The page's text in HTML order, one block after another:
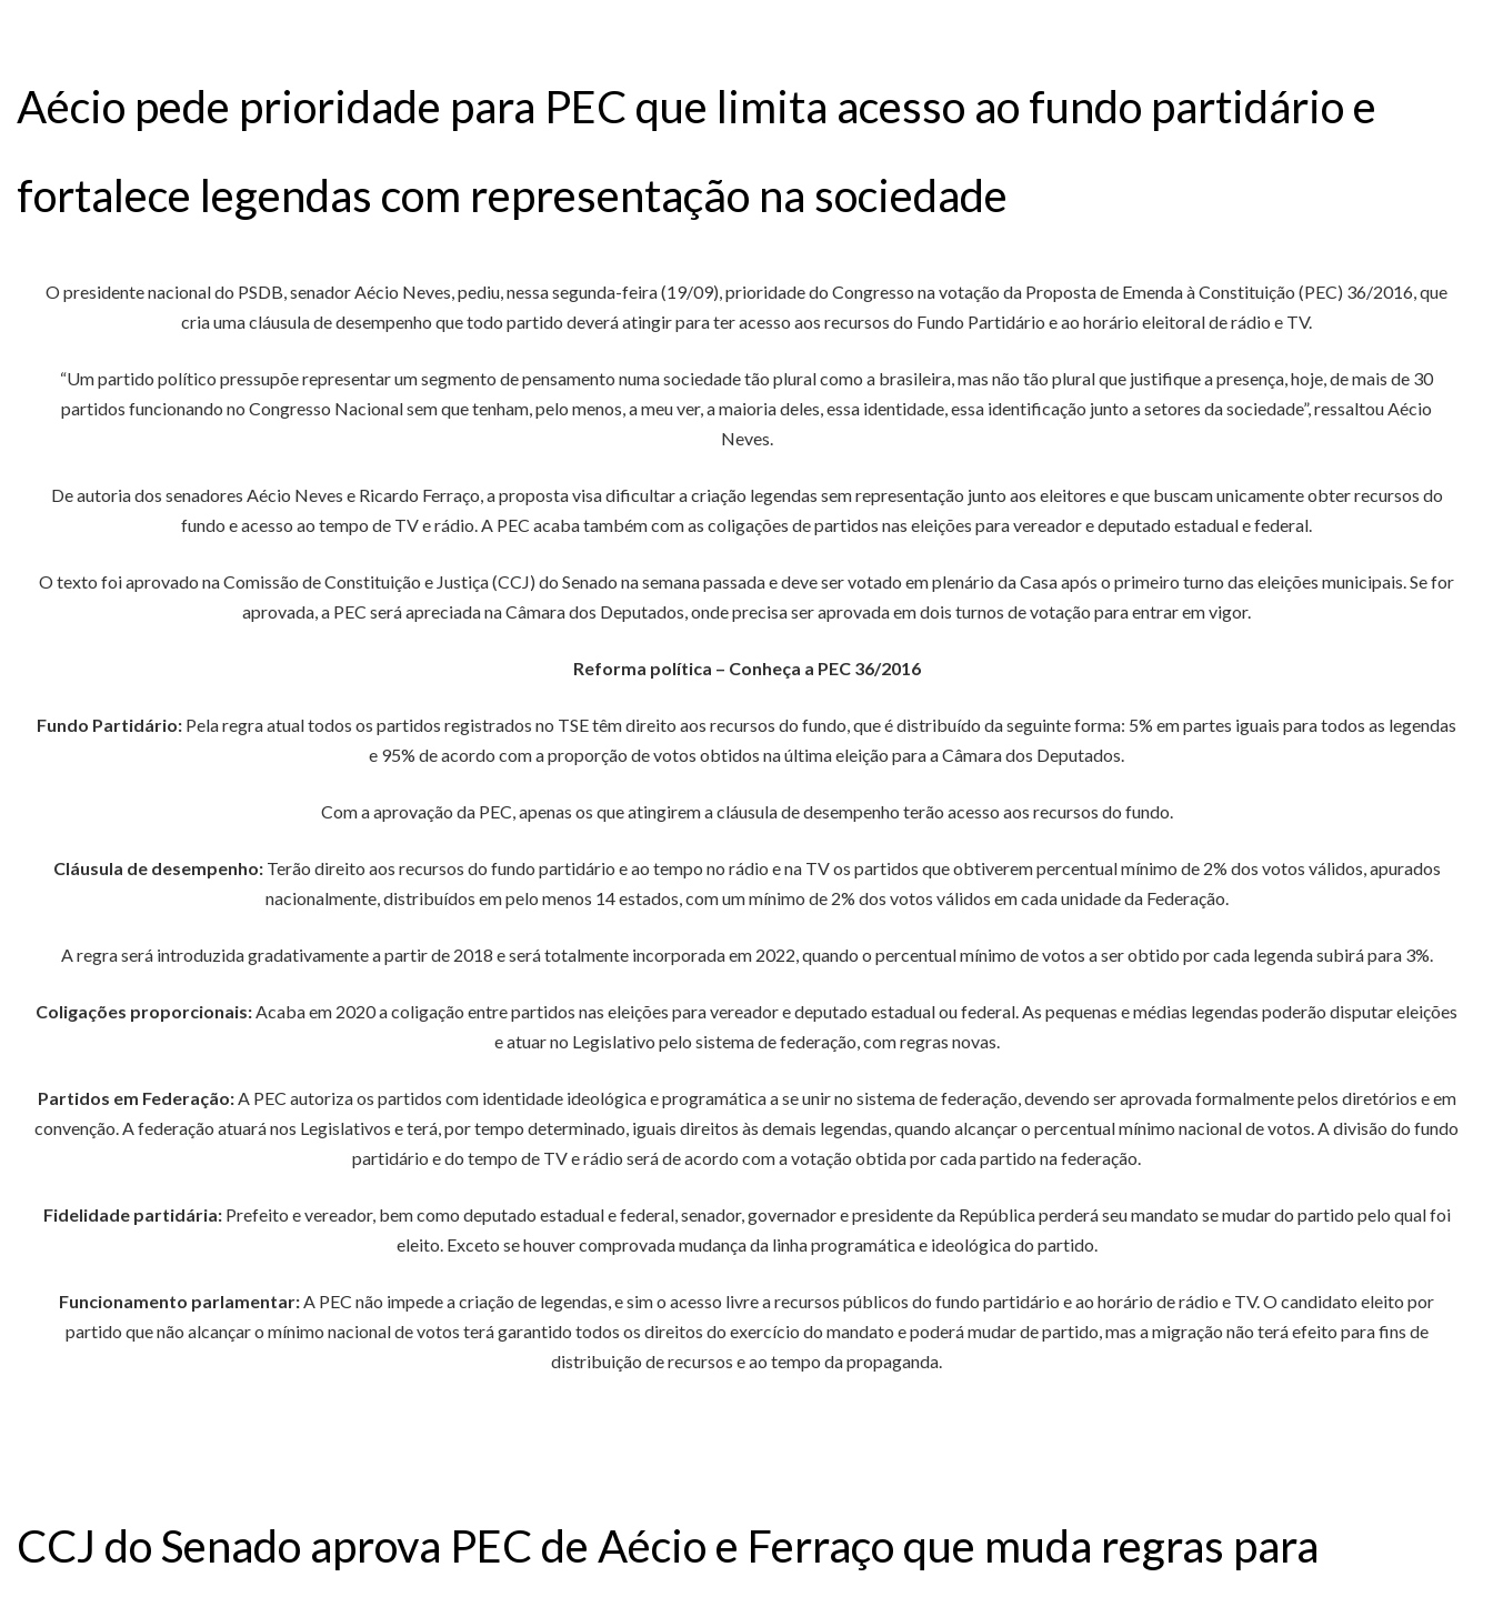
Aécio pede prioridade para PEC que limita acesso ao fundo partidário e
fortalece legendas com representação na sociedade
O presidente nacional do PSDB, senador Aécio Neves, pediu, nessa segunda-feira (19/09), prioridade do Congresso na votação da Proposta de Emenda à Constituição (PEC) 36/2016, que
cria uma cláusula de desempenho que todo partido deverá atingir para ter acesso aos recursos do Fundo Partidário e ao horário eleitoral de rádio e TV.
“Um partido político pressupõe representar um segmento de pensamento numa sociedade tão plural como a brasileira, mas não tão plural que justifique a presença, hoje, de mais de 30
partidos funcionando no Congresso Nacional sem que tenham, pelo menos, a meu ver, a maioria deles, essa identidade, essa identificação junto a setores da sociedade”, ressaltou Aécio
Neves.
De autoria dos senadores Aécio Neves e Ricardo Ferraço, a proposta visa dificultar a criação legendas sem representação junto aos eleitores e que buscam unicamente obter recursos do
fundo e acesso ao tempo de TV e rádio. A PEC acaba também com as coligações de partidos nas eleições para vereador e deputado estadual e federal.
O texto foi aprovado na Comissão de Constituição e Justiça (CCJ) do Senado na semana passada e deve ser votado em plenário da Casa após o primeiro turno das eleições municipais. Se for
aprovada, a PEC será apreciada na Câmara dos Deputados, onde precisa ser aprovada em dois turnos de votação para entrar em vigor.
Reforma política – Conheça a PEC 36/2016
Fundo Partidário: Pela regra atual todos os partidos registrados no TSE têm direito aos recursos do fundo, que é distribuído da seguinte forma: 5% em partes iguais para todos as legendas
e 95% de acordo com a proporção de votos obtidos na última eleição para a Câmara dos Deputados.
Com a aprovação da PEC, apenas os que atingirem a cláusula de desempenho terão acesso aos recursos do fundo.
Cláusula de desempenho:Terão direito aos recursos do fundo partidário e ao tempo no rádio e na TV os partidos que obtiverem percentual mínimo de 2% dos votos válidos, apurados
nacionalmente, distribuídos em pelo menos 14 estados, com um mínimo de 2% dos votos válidos em cada unidade da Federação.
A regra será introduzida gradativamente a partir de 2018 e será totalmente incorporada em 2022, quando o percentual mínimo de votos a ser obtido por cada legenda subirá para 3%.
Coligações proporcionais:Acaba em 2020 a coligação entre partidos nas eleições para vereador e deputado estadual ou federal. As pequenas e médias legendas poderão disputar eleições
e atuar no Legislativo pelo sistema de federação, com regras novas.
Partidos em Federação:A PEC autoriza os partidos com identidade ideológica e programática a se unir no sistema de federação, devendo ser aprovada formalmente pelos diretórios e em
convenção. A federação atuará nos Legislativos e terá, por tempo determinado, iguais direitos às demais legendas, quando alcançar o percentual mínimo nacional de votos. A divisão do fundo
partidário e do tempo de TV e rádio será de acordo com a votação obtida por cada partido na federação.
Fidelidade partidária:Prefeito e vereador, bem como deputado estadual e federal, senador, governador e presidente da República perderá seu mandato se mudar do partido pelo qual foi
eleito. Exceto se houver comprovada mudança da linha programática e ideológica do partido.
Funcionamento parlamentar:A PEC não impede a criação de legendas, e sim o acesso livre a recursos públicos do fundo partidário e ao horário de rádio e TV. O candidato eleito por
partido que não alcançar o mínimo nacional de votos terá garantido todos os direitos do exercício do mandato e poderá mudar de partido, mas a migração não terá efeito para fins de
distribuição de recursos e ao tempo da propaganda.
CCJ do Senado aprova PEC de Aécio e Ferraço que muda regras para